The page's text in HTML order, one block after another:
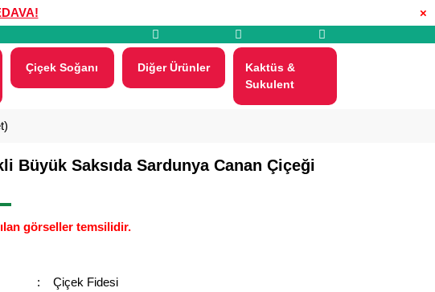
×
Çiçek Soğanı Diğer Ürünler
Kaktüs &
Sukulent
Büyük Saksıda Sardunya Canan Çiçeği
görseller temsilidir.
Çiçek Fidesi